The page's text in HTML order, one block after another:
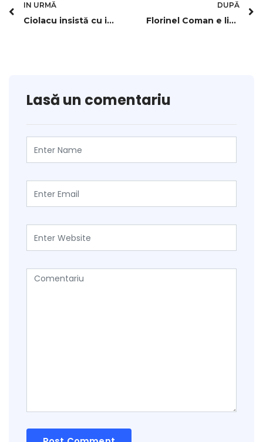
IN URMĂ
Ciolacu insistă cu impozitarea progresivă. Replica PNL
DUPĂ
Florinel Coman e liber să plece! FCSB i-a adus înlocuitor
Lasă un comentariu